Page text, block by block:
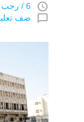
access_time 6 / رجب / 1440 هـ 12 مارس 2019
chat_bubble_outline ضف